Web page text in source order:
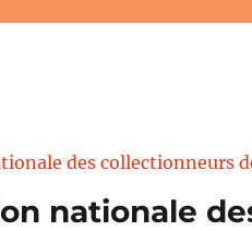
nationale